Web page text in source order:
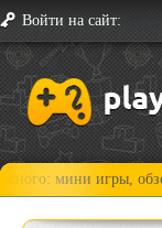
Войти на сайт:
обзоры,